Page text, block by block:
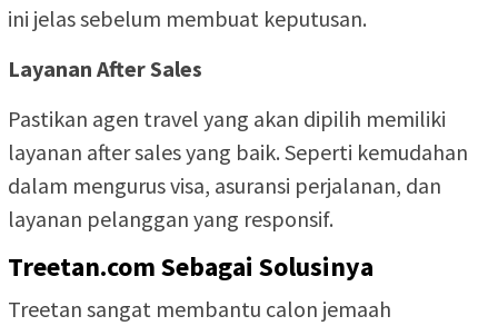
ini jelas sebelum membuat keputusan.
Layanan After Sales
Pastikan agen travel yang akan dipilih memiliki
layanan after sales yang baik. Seperti kemudahan
dalam mengurus visa, asuransi perjalanan, dan
layanan pelanggan yang responsif.
Treetan.comSebagai Solusinya
Treetan sangat membantu calon jemaah